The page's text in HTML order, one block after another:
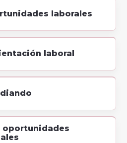
laborales
laboral
oportunidades